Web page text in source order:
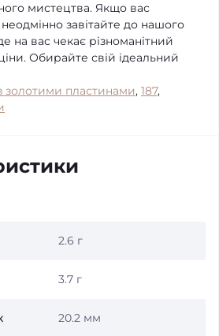
мистецтва. Якщо вас
неодмінно завітайте до нашого
на вас чекає різноманітний
Обирайте свій ідеальний
золотими пластинами, 187,
2.6 г
3.7 г
20.2 мм